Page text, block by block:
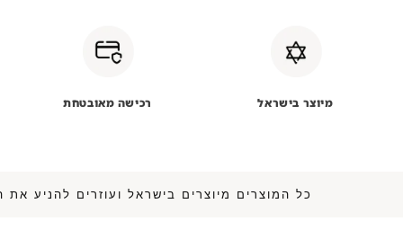
מיוצר בישראל רכישה מאובטחת
כל המוצרים מיוצרים בישראל ועוזרים